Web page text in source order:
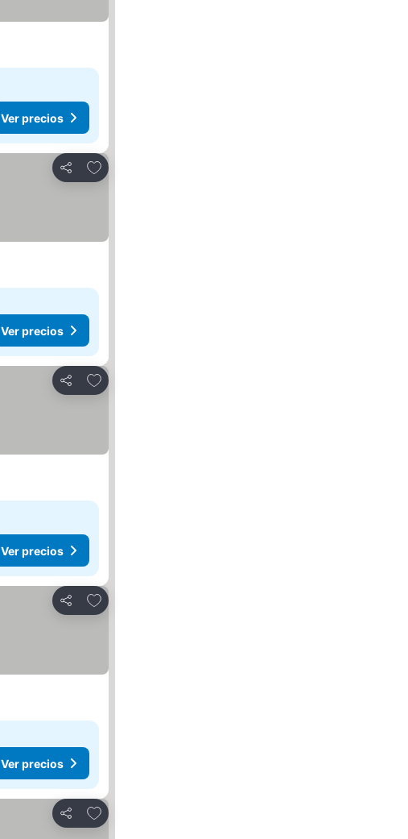
Ver precios
Compartir
Agregar a favoritos
Ver precios
Compartir
Agregar a favoritos
Ver precios
Compartir
Agregar a favoritos
Ver precios
Compartir
Agregar a favoritos